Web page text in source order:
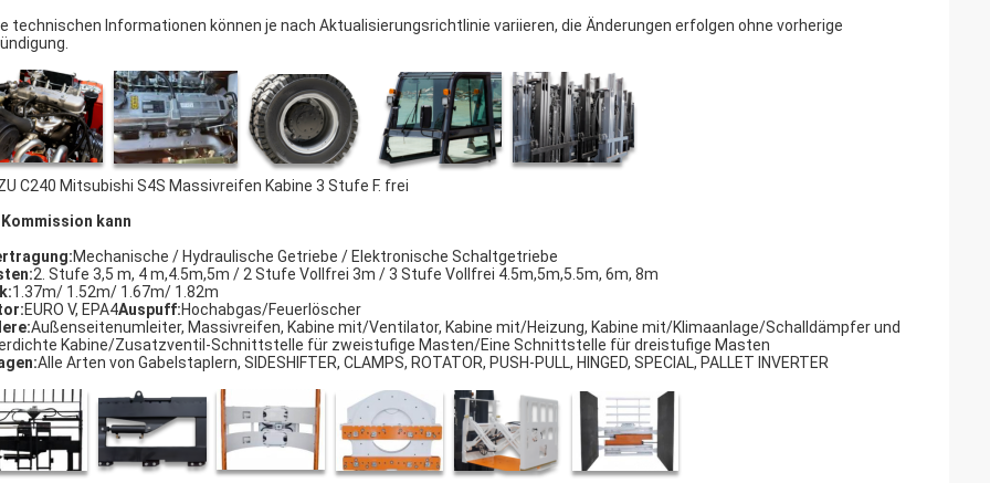
technischen Informationen können je nach Aktualisierungsrichtlinie variieren, die Änderungen erfolgen ohne vorherige
C240 Mitsubishi S4S Massivreifen Kabine 3 Stufe F. frei
Kommission kann
Mechanische / Hydraulische Getriebe / Elektronische Schaltgetriebe
2. Stufe 3,5 m, 4 m,4.5m,5m / 2 Stufe Vollfrei 3m / 3 Stufe Vollfrei 4.5m,5m,5.5m, 6m, 8m
1.37m/ 1.52m/ 1.67m/ 1.82m
EURO V, EPA4Auspuff:Hochabgas/Feuerlöscher
Außenseitenumleiter, Massivreifen, Kabine mit/Ventilator, Kabine mit/Heizung, Kabine mit/Klimaanlage/Schalldämpfer und
Kabine/Zusatzventil-Schnittstelle für zweistufige Masten/Eine Schnittstelle für dreistufige Masten
Alle Arten von Gabelstaplern, SIDESHIFTER, CLAMPS, ROTATOR, PUSH-PULL, HINGED, SPECIAL, PALLET INVERTER